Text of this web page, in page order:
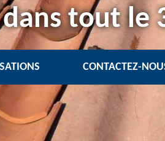
tout le
CONTACTEZ-